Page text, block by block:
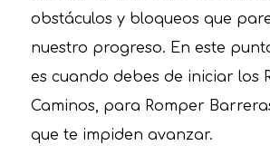
obstáculos y bloqueos que
nuestro progreso. En este
es cuando debes de iniciar los
Caminos, para Romper
que te impiden avanzar.